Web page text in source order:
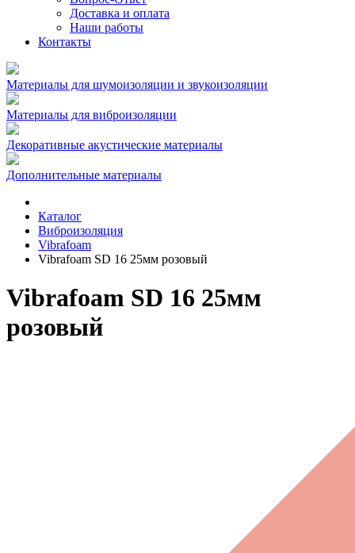
Доставка и оплата
Наши работы
Контакты
Материалы для шумоизоляции и звукоизоляции
Материалы для виброизоляции
Декоративные акустические материалы
Дополнительные материалы
Каталог
Виброизоляция
Vibrafoam
Vibrafoam SD 16 25мм розовый
Vibrafoam SD 16 25мм
розовый